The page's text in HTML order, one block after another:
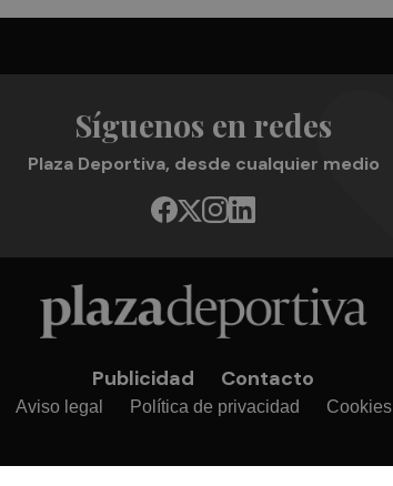
Síguenos en redes
Plaza Deportiva, desde cualquier medio
Publicidad Contacto
Aviso legal Política de privacidad Cookies